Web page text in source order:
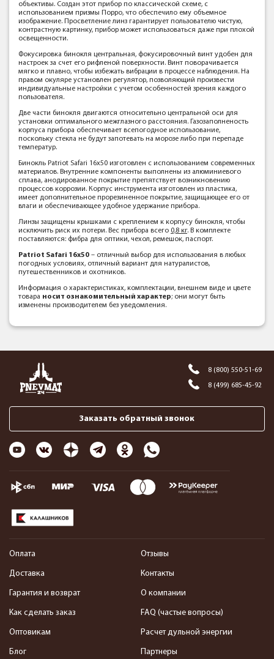
объективы. Создан этот прибор по классической схеме, с
использованием призмы Порро, что обеспечило ему объемное
изображение. Просветление линз гарантирует пользователю чистую,
контрастную картинку, прибор может использоваться даже при плохой
освещенности.
Фокусировка бинокля центральная, фокусировочный винт удобен для
настроек за счет его рифленой поверхности. Винт поворачивается
мягко и плавно, чтобы избежать вибрации в процессе наблюдения. На
правом окуляре установлен регулятор, позволяющий произвести
индивидуальные настройки с учетом особенностей зрения каждого
пользователя.
Две части бинокля двигаются относительно центральной оси для
установки оптимального межглазного расстояния. Газозаполненость
корпуса прибора обеспечивает всепогодное использование,
поскольку стекла не будут запотевать на морозе либо при перепаде
температур.
Бинокль Patriot Safari 16x50 изготовлен с использованием современных
материалов. Внутренние компоненты выполнены из алюминиевого
сплава, анодированное покрытие препятствует возникновению
процессов коррозии. Корпус инструмента изготовлен из пластика,
имеет дополнительное прорезиненное покрытие, защищающее его от
влаги и обеспечивающее удобное удержание прибора.
Линзы защищены крышками с креплением к корпусу бинокля, чтобы
исключить риск их потери. Вес прибора всего 0,8 кг. В комплекте
поставляются: фибра для оптики, чехол, ремешок, паспорт.
Patriot Safari 16x50 – отличный выбор для использования в любых
погодных условиях, отличный вариант для натуралистов,
путешественников и охотников.
Информация о характеристиках, комплектации, внешнем виде и цвете
товара носит ознакомительный характер; они могут быть
изменены производителем без уведомления.
8 (800) 550-51-69
8 (499) 685-45-92
Заказать обратный звонок
Оплата
Доставка
Гарантия и возврат
Как сделать заказ
Оптовикам
Блог
Отзывы
Контакты
О компании
FAQ (частые вопросы)
Расчет дульной энергии
Партнеры